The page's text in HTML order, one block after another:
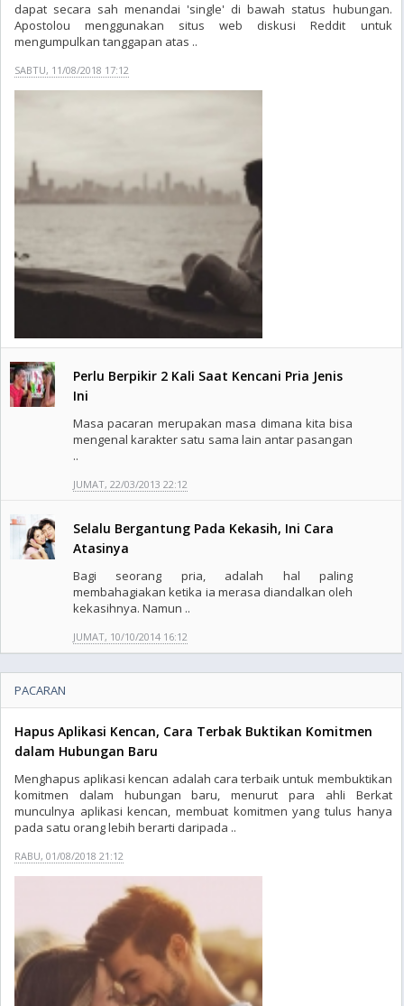
dapat secara sah menandai 'single' di bawah status hubungan.
Apostolou menggunakan situs web diskusi Reddit untuk
mengumpulkan tanggapan atas ..
SABTU, 11/08/2018 17:12
Perlu Berpikir 2 Kali Saat Kencani Pria Jenis
Ini
Masa pacaran merupakan masa dimana kita bisa
mengenal karakter satu sama lain antar pasangan
..
JUMAT, 22/03/2013 22:12
Selalu Bergantung Pada Kekasih, Ini Cara
Atasinya
Bagi seorang pria, adalah hal paling
membahagiakan ketika ia merasa diandalkan oleh
kekasihnya. Namun ..
JUMAT, 10/10/2014 16:12
PACARAN
Hapus Aplikasi Kencan, Cara Terbak Buktikan Komitmen
dalam Hubungan Baru
Menghapus aplikasi kencan adalah cara terbaik untuk membuktikan
komitmen dalam hubungan baru, menurut para ahli Berkat
munculnya aplikasi kencan, membuat komitmen yang tulus hanya
pada satu orang lebih berarti daripada ..
RABU, 01/08/2018 21:12